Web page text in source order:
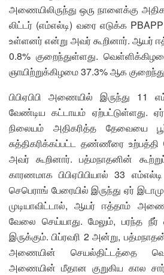
அணையிலிருந்து ஒரு நாளைக்கு
லிட்டர் (எம்எல்டி) வரை எடுக்க
உள்ளனர் என்று அவர் கூறினார். ஆயர்
0.8% குறைந்துள்ளது.
ஞாயிற்றுக்கிழமை 37.3% ஆக
பிபிஏபிபி அணையில் இருந்து 11
வேண்டிய கட்டாயம் ஏற்பட்டுள்ளது. ஏர்
நிலையம் அதிகரித்த தேவையை
சுத்திகரிக்கப்பட்ட தண்ணீரை
அவர் கூறினார். பத்மநாதனின்
காரணமாக பிபிஏபிபியால் 33
செபெராங் பேரையில் இருந்து ஏர்
முடியாவிட்டால், ஆயர் ஈத்தாம்
வேலை செய்யாது. மேலும், பரந்த
இருக்கும். பிப்ரவரி 2 அன்று,
அணையின் செயல்திட்டத்தை
அணையின் மீதான குறுகிய கால